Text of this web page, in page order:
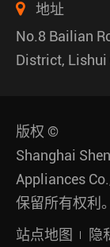
地址
No.8 Bailian
District, Lishui
版权 ©
Shanghai
Appliances
保留所有权利。
站点地图
隐